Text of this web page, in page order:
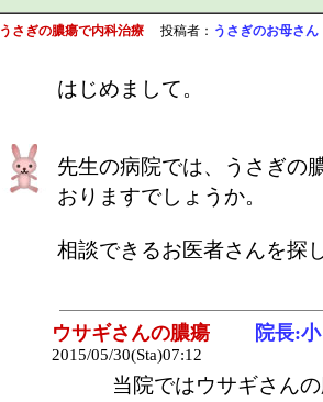
うさぎの膿瘍で内科治療 投稿者： うさぎのお母さん
はじめまして。
先生の病院では、うさぎの
おりますでしょうか。
相談できるお医者さんを探
ウサギさんの膿瘍 院長:
2015/05/30(Sta)07:12
当院ではウサギさん